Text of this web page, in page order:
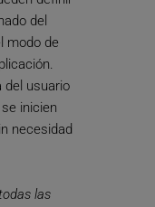
del
modo de
del usuario
inicien
necesidad
las